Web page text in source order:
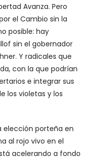
Avanza. Pero
el Cambio sin la
posible: hay
sin el gobernador
Y radicales que
con la que podrían
e integrar sus
los violetas y los
elección porteña en
al rojo vivo en el
acelerando a fondo